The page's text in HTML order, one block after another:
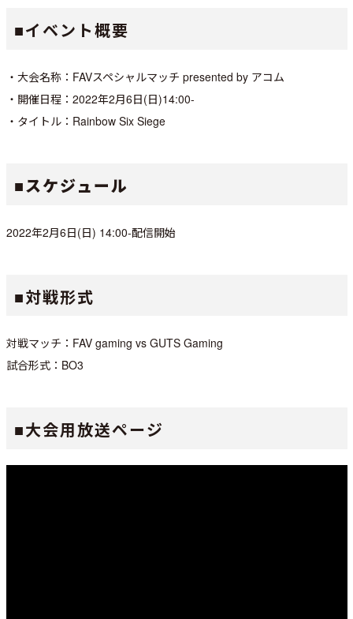
■イベント概要
・大会名称：FAVスペシャルマッチ presented by アコム
・開催日程：2022年2月6日(日)14:00-
・タイトル：Rainbow Six Siege
■スケジュール
2022年2月6日(日) 14:00-配信開始
■対戦形式
対戦マッチ：FAV gaming vs GUTS Gaming
試合形式：BO3
■大会用放送ページ